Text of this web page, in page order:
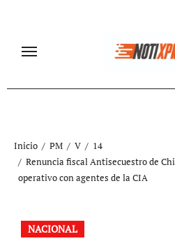
contenido
Inicio PM V
14
Renuncia fiscal Antisecuestro de
operativo con agentes de la CIA
NACIONAL